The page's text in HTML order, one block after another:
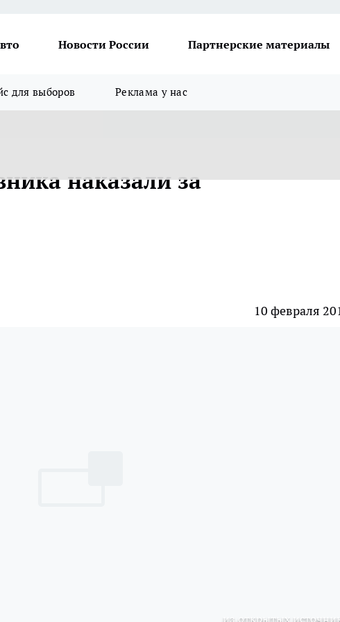
Новости России Партнерские материалы
для выборов Реклама у нас
наказали за
10 февраля
из открытых